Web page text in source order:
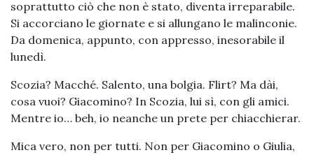
soprattutto ciò che non è stato, diventa irreparabile.
Si accorciano le giornate e si allungano le malinconie.
Da domenica, appunto, con appresso, inesorabile il
lunedì.
Scozia? Macché. Salento, una bolgia. Flirt? Ma dài,
cosa vuoi? Giacomino? In Scozia, lui sì, con gli amici.
Mentre io… beh, io neanche un prete per chiacchierar.
Mica vero, non per tutti. Non per Giacomino o Giulia,